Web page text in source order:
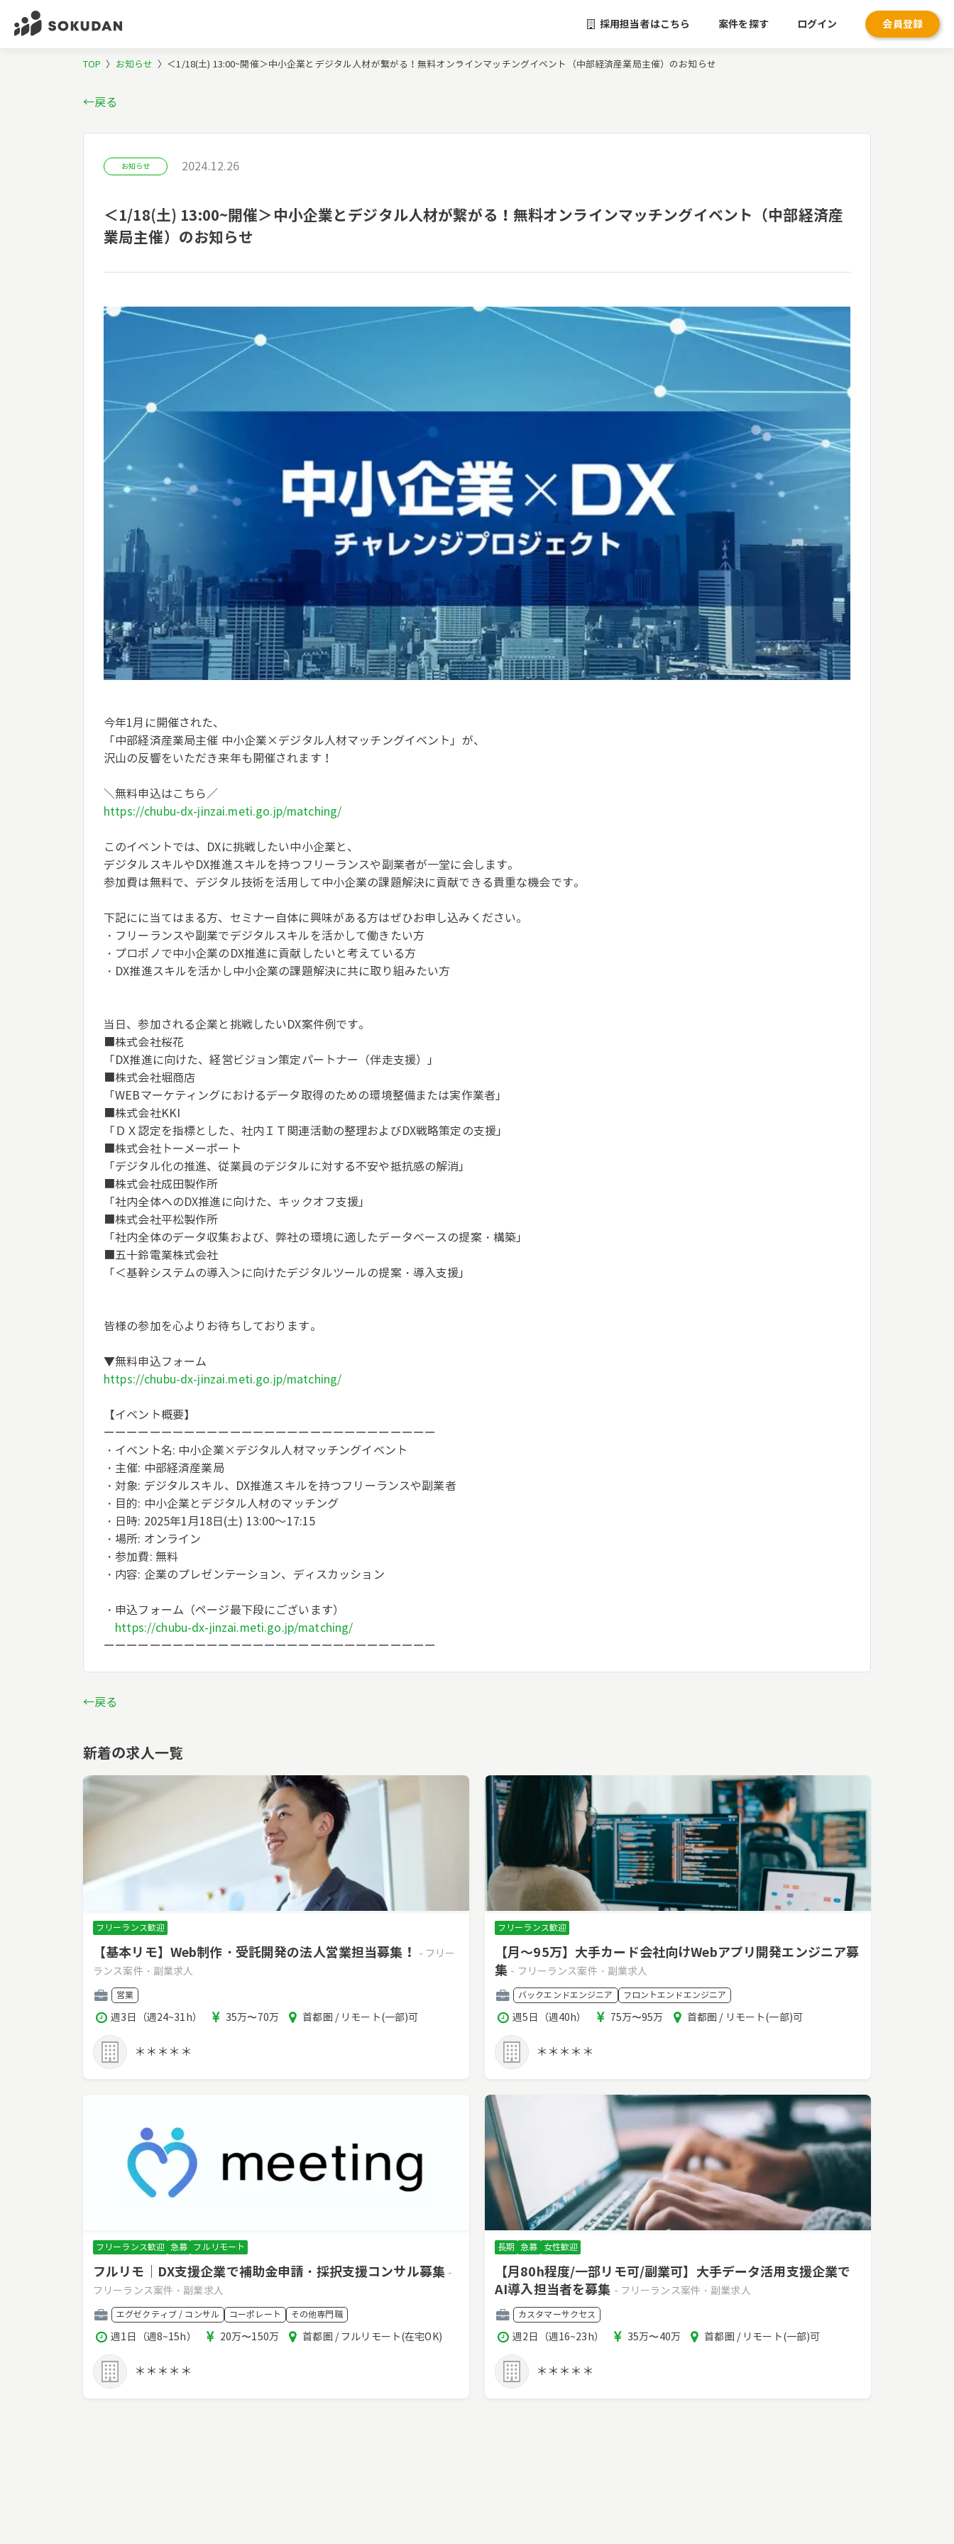
採用担当者はこちら 案件を探す ログイン 会員登録
TOP 〉 お知らせ 〉 ＜1/18(土) 13:00~開催＞中小企業とデジタル人材が繋がる！無料オンラインマッチングイベント（中部経済産業局主催）のお知らせ
←戻る
お知らせ 2024.12.26
＜1/18(土) 13:00~開催＞中小企業とデジタル人材が繋がる！無料オンラインマッチングイベント（中部経済産
業局主催）のお知らせ
今年1月に開催された、
「中部経済産業局主催 中小企業×デジタル人材マッチングイベント」が、
沢山の反響をいただき来年も開催されます！
＼無料申込はこちら／
https://chubu-dx-jinzai.meti.go.jp/matching/
このイベントでは、DXに挑戦したい中小企業と、
デジタルスキルやDX推進スキルを持つフリーランスや副業者が一堂に会します。
参加費は無料で、デジタル技術を活用して中小企業の課題解決に貢献できる貴重な機会です。
下記にに当てはまる方、セミナー自体に興味がある方はぜひお申し込みください。
・フリーランスや副業でデジタルスキルを活かして働きたい方
・プロボノで中小企業のDX推進に貢献したいと考えている方
・DX推進スキルを活かし中小企業の課題解決に共に取り組みたい方
当日、参加される企業と挑戦したいDX案件例です。
■株式会社桜花
「DX推進に向けた、経営ビジョン策定パートナー（伴走支援）」
■株式会社堀商店
「WEBマーケティングにおけるデータ取得のための環境整備または実作業者」
■株式会社KKI
「ＤＸ認定を指標とした、社内ＩＴ関連活動の整理およびDX戦略策定の支援」
■株式会社トーメーポート
「デジタル化の推進、従業員のデジタルに対する不安や抵抗感の解消」
■株式会社成田製作所
「社内全体へのDX推進に向けた、キックオフ支援」
■株式会社平松製作所
「社内全体のデータ収集および、弊社の環境に適したデータベースの提案・構築」
■五十鈴電業株式会社
「＜基幹システムの導入＞に向けたデジタルツールの提案・導入支援」
皆様の参加を心よりお待ちしております。
▼無料申込フォーム
https://chubu-dx-jinzai.meti.go.jp/matching/
【イベント概要】
ーーーーーーーーーーーーーーーーーーーーーーーーーーーーー
・イベント名: 中小企業×デジタル人材マッチングイベント
・主催: 中部経済産業局
・対象: デジタルスキル、DX推進スキルを持つフリーランスや副業者
・目的: 中小企業とデジタル人材のマッチング
・日時: 2025年1月18日(土) 13:00～17:15
・場所: オンライン
・参加費: 無料
・内容: 企業のプレゼンテーション、ディスカッション
・申込フォーム（ページ最下段にございます）
https://chubu-dx-jinzai.meti.go.jp/matching/
ーーーーーーーーーーーーーーーーーーーーーーーーーーーーー
←戻る
新着の求人一覧
フリーランス歓迎
【基本リモ】Web制作・受託開発の法人営業担当募集！
- フリー
ランス案件・副業求人
職
種
営業
稼
時
間
週3日（週24~31h）
報
35万〜70万
エ
首都圏 / リモート(一部)可
＊＊＊＊＊
フリーランス歓迎
【月～95万】大手カード会社向けWebアプリ開発エンジニア募
集 - フリーランス案件・副業求人
職
種
バックエンドエンジニア フロントエンドエンジニア
稼
時
間
週5日（週40h）
報
75万〜95万
エ
首都圏 / リモート(一部)可
＊＊＊＊＊
フリーランス歓迎 急募 フルリモート
フルリモ｜DX支援企業で補助金申請・採択支援コンサル募集 -
フリーランス案件・副業求人
職
種
エグゼクティブ / コンサル コーポレート その他専門職
稼
時
間
週1日（週8~15h）
報
20万〜150万
エ
首都圏 / フルリモート(在宅OK)
＊＊＊＊＊
長期 急募 女性歓迎
【月80h程度/一部リモ可/副業可】大手データ活用支援企業で
AI導入担当者を募集 - フリーランス案件・副業求人
職
種
カスタマーサクセス
稼
時
間
週2日（週16~23h）
報
35万〜40万
エ
首都圏 / リモート(一部)可
＊＊＊＊＊